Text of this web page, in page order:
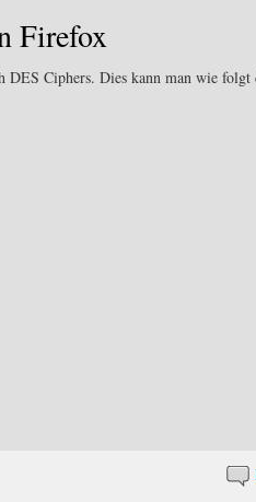
Firefox
Ciphers. Dies kann man wie folgt